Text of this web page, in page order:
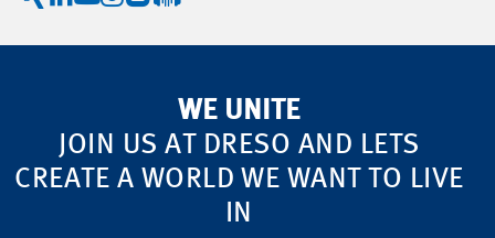
WE UNITE
JOIN US AT DRESO AND LETS
CREATE A WORLD WE WANT TO LIVE
IN